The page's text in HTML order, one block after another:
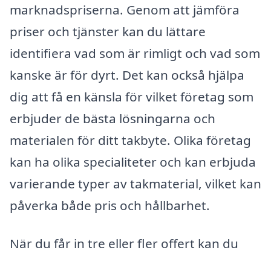
marknadspriserna. Genom att jämföra
priser och tjänster kan du lättare
identifiera vad som är rimligt och vad som
kanske är för dyrt. Det kan också hjälpa
dig att få en känsla för vilket företag som
erbjuder de bästa lösningarna och
materialen för ditt takbyte. Olika företag
kan ha olika specialiteter och kan erbjuda
varierande typer av takmaterial, vilket kan
påverka både pris och hållbarhet.
När du får in tre eller fler offert kan du